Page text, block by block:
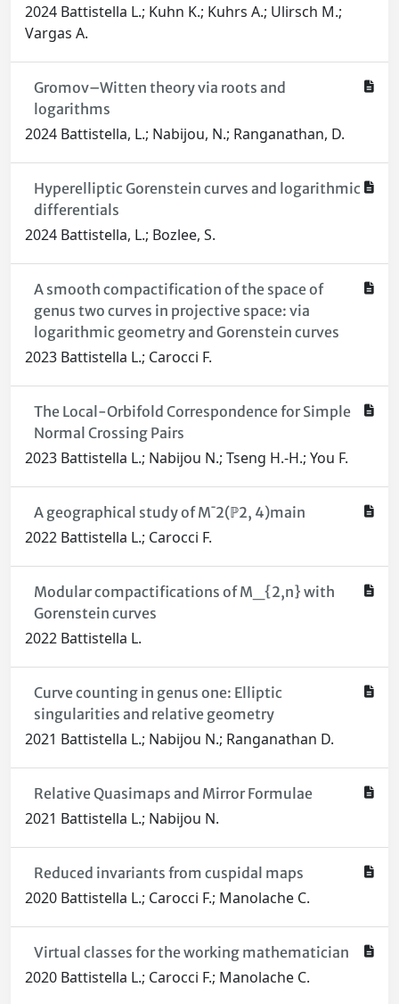
2024 Battistella L.; Kuhn K.; Kuhrs A.; Ulirsch M.;
Vargas A.
Gromov–Witten theory via roots and
logarithms
2024 Battistella, L.; Nabijou, N.; Ranganathan, D.
Hyperelliptic Gorenstein curves and logarithmic
differentials
2024 Battistella, L.; Bozlee, S.
A smooth compactification of the space of
genus two curves in projective space: via
logarithmic geometry and Gorenstein curves
2023 Battistella L.; Carocci F.
The Local-Orbifold Correspondence for Simple
Normal Crossing Pairs
2023 Battistella L.; Nabijou N.; Tseng H.-H.; You F.
A geographical study of M¯2(ℙ2, 4)main
2022 Battistella L.; Carocci F.
Modular compactifications of M_{2,n} with
Gorenstein curves
2022 Battistella L.
Curve counting in genus one: Elliptic
singularities and relative geometry
2021 Battistella L.; Nabijou N.; Ranganathan D.
Relative Quasimaps and Mirror Formulae
2021 Battistella L.; Nabijou N.
Reduced invariants from cuspidal maps
2020 Battistella L.; Carocci F.; Manolache C.
Virtual classes for the working mathematician
2020 Battistella L.; Carocci F.; Manolache C.